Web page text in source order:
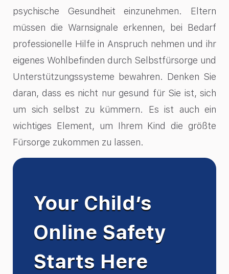
psychische Gesundheit einzunehmen. Eltern
müssen die Warnsignale erkennen, bei Bedarf
professionelle Hilfe in Anspruch nehmen und ihr
eigenes Wohlbefinden durch Selbstfürsorge und
Unterstützungssysteme bewahren. Denken Sie
daran, dass es nicht nur gesund für Sie ist, sich
um sich selbst zu kümmern. Es ist auch ein
wichtiges Element, um Ihrem Kind die größte
Fürsorge zukommen zu lassen.
Your Child’s
Online Safety
Starts Here